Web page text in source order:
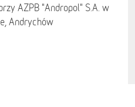
AZPB "Andropol" S.A. w
Andrychów